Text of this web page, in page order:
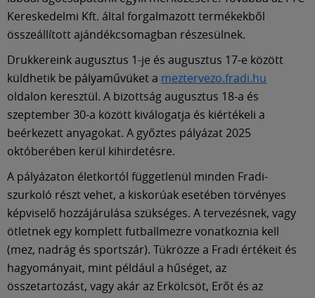
Kereskedelmi Kft. által forgalmazott termékekből
összeállított ajándékcsomagban részesülnek.
Drukkereink augusztus 1-je és augusztus 17-e között
küldhetik be pályaművüket a meztervezo.fradi.hu
oldalon keresztül. A bizottság augusztus 18-a és
szeptember 30-a között kiválogatja és kiértékeli a
beérkezett anyagokat. A győztes pályázat 2025
októberében kerül kihirdetésre.
A pályázaton életkortól függetlenül minden Fradi-
szurkoló részt vehet, a kiskorúak esetében törvényes
képviselő hozzájárulása szükséges. A tervezésnek, vagy
ötletnek egy komplett futballmezre vonatkoznia kell
(mez, nadrág és sportszár). Tükrözze a Fradi értékeit és
hagyományait, mint például a hűséget, az
összetartozást, vagy akár az Erkölcsöt, Erőt és az